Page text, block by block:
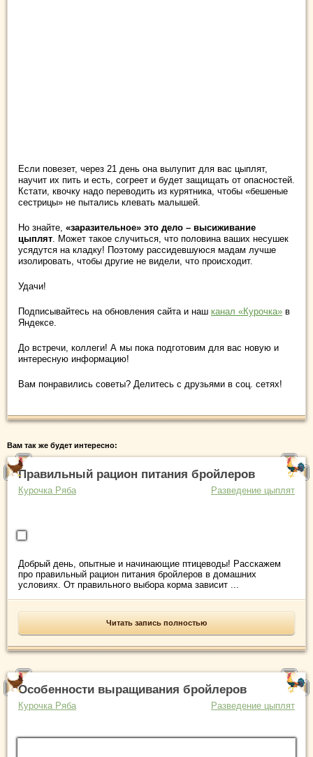
Если повезет, через 21 день она вылупит для вас цыплят,
научит их пить и есть, согреет и будет защищать от опасностей.
Кстати, квочку надо переводить из курятника, чтобы «бешеные
сестрицы» не пытались клевать малышей.
Но знайте, «заразительное» это дело – высиживание
цыплят. Может такое случиться, что половина ваших несушек
усядутся на кладку! Поэтому рассидевшуюся мадам лучше
изолировать, чтобы другие не видели, что происходит.
Удачи!
Подписывайтесь на обновления сайта и наш канал «Курочка» в
Яндексе.
До встречи, коллеги! А мы пока подготовим для вас новую и
интересную информацию!
Вам понравились советы? Делитесь с друзьями в соц. сетях!
Вам так же будет интересно:
Правильный рацион питания бройлеров
Курочка Ряба Разведение цыплят
Добрый день, опытные и начинающие птицеводы! Расскажем
про правильный рацион питания бройлеров в домашних
условиях. От правильного выбора корма зависит ...
Читать запись полностью
Особенности выращивания бройлеров
Курочка Ряба Разведение цыплят